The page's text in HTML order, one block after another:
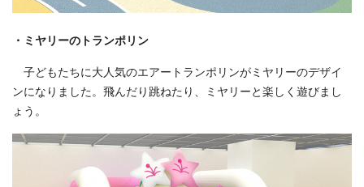
・ミヤリーのトランポリン
子どもたちに大人気のエアートランポリンがミヤリーのデザイ
ンになりました。飛んだり跳ねたり、ミヤリーと楽しく遊びまし
ょう。